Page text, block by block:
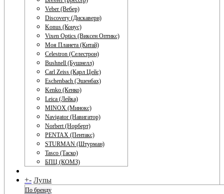
Veber (Вебер)
Discovery (Дискавери)
Konus (Конус)
Vixen Optics (Виксен Оптикс)
Моя Планета (Китай)
Celestron (Селестрон)
Bushnell (Бушнелл)
Carl Zeiss (Карл Цейс)
Eschenbach (Эшенбах)
Kenko (Кенко)
Leica (Лейка)
MINOX (Минокс)
Navigator (Навигатор)
Norbert (Норберт)
PENTAX (Пентакс)
STURMAN (Штурман)
Tasco (Таско)
БПЦ (КОМЗ)
+- Лупы
По бренду